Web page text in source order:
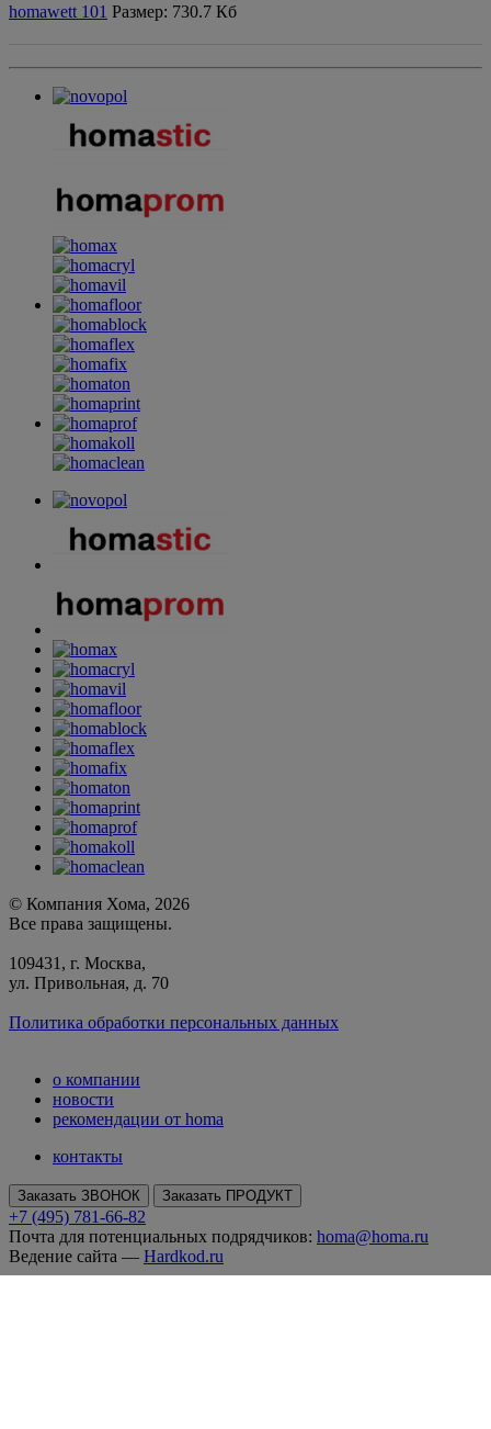
homawett 101 Размер: 730.7 Кб
© Компания Хома, 2026
Все права защищены.
109431, г. Москва,
ул. Привольная, д. 70
Политика обработки персональных данных
о компании
новости
рекомендации от homa
контакты
Заказать ЗВОНОК Заказать ПРОДУКТ
+7 (495) 781-66-82
Почта для потенциальных подрядчиков: homa@homa.ru
Ведение сайта — Hardkod.ru